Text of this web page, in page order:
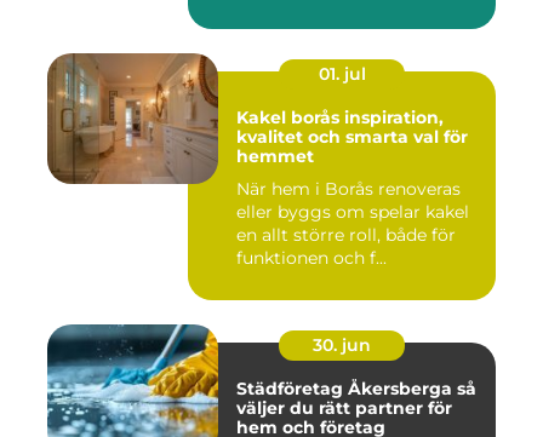
01. jul
Kakel borås inspiration,
kvalitet och smarta val för
hemmet
När hem i Borås renoveras
eller byggs om spelar kakel
en allt större roll, både för
funktionen och f...
30. jun
Städföretag Åkersberga så
väljer du rätt partner för
hem och företag